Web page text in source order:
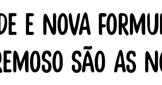
E NOVA
SÃO AS